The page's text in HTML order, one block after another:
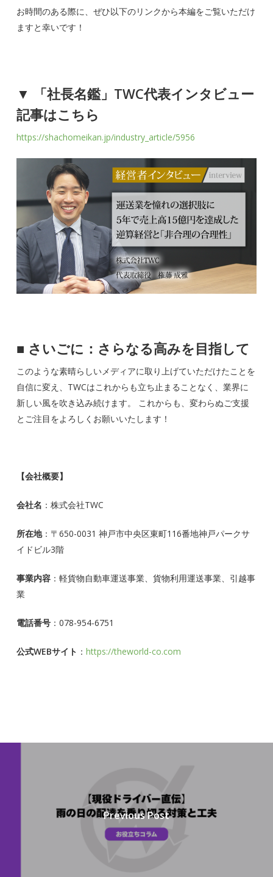
お時間のある際に、ぜひ以下のリンクから本編をご覧いただけ
ますと幸いです！
▼ 「社長名鑑」TWC代表インタビュー
記事はこちら
https://shachomeikan.jp/industry_article/5956
■ さいごに：さらなる高みを目指して
このような素晴らしいメディアに取り上げていただけたことを
自信に変え、TWCはこれからも立ち止まることなく、業界に
新しい風を吹き込み続けます。 これからも、変わらぬご支援
とご注目をよろしくお願いいたします！
【会社概要】
会社名 ：株式会社TWC
所在地：〒650-0031 神戸市中央区東町116番地神戸パークサ
イドビル3階
事業内容：軽貨物自動車運送事業、貨物利用運送事業、引越事
業
電話番号：078-954-6751
公式WEBサイト ： https://theworld-co.com
Previous Post